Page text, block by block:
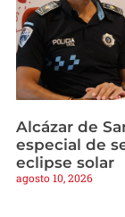
Alcázar de
especial de
eclipse solar
agosto 10, 2026